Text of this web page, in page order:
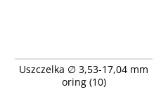
Uszczelka ∅ 3,53-17,04 mm
oring (10)